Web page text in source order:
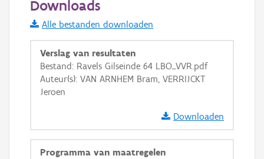
Informatie Vlaanderen
i
+ −
Downloads
Alle bestanden downloaden
Verslag van resultaten
Bestand: Ravels Gilseinde 64 LBO_VVR.pdf
Auteur(s): VAN ARNHEM Bram, VERRIJCKT
Jeroen
Downloaden
Programma van maatregelen